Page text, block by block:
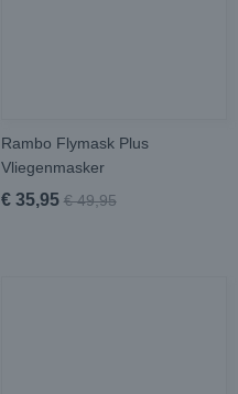
Rambo Flymask Plus
Vliegenmasker
€ 35,95 € 49,95